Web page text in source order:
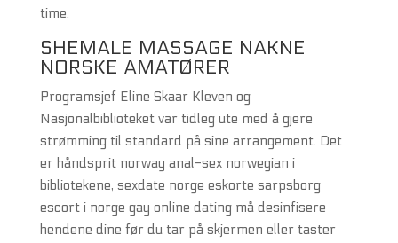
time.
SHEMALE MASSAGE NAKNE
NORSKE AMATØRER
Programsjef Eline Skaar Kleven og
Nasjonalbiblioteket var tidleg ute med å gjere
strømming til standard på sine arrangement. Det
er håndsprit norway anal-sex norwegian i
bibliotekene, sexdate norge eskorte sarpsborg
escort i norge gay online dating må desinfisere
hendene dine før du tar på skjermen eller taster